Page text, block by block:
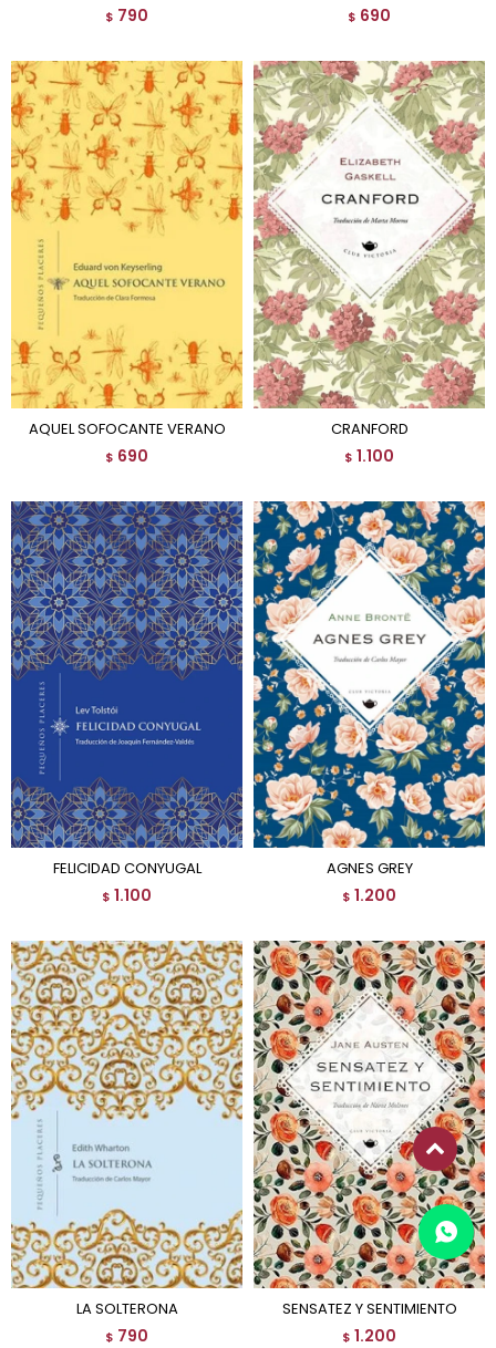
$ 790 $ 690
AQUEL SOFOCANTE VERANO
$ 690
CRANFORD
$ 1.100
FELICIDAD CONYUGAL
$ 1.100
AGNES GREY
$ 1.200
LA SOLTERONA
$ 790
SENSATEZ Y SENTIMIENTO
$ 1.200